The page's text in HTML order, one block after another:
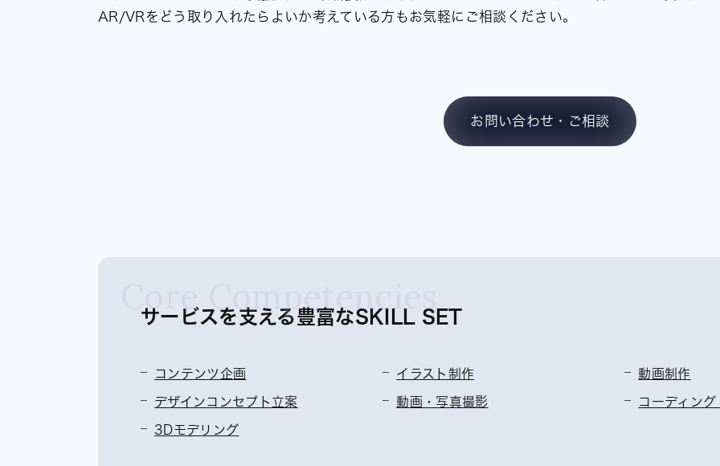
AR/VRをどう取り入れたらよいか考えている方もお気軽にご相談ください。
お問い合わせ・ご相談
Core Competencies
サービスを支える豊富なSKILL SET
コンテンツ企画
デザインコンセプト立案
3Dモデリング
イラスト制作
動画・写真撮影
動画制作
コーディン